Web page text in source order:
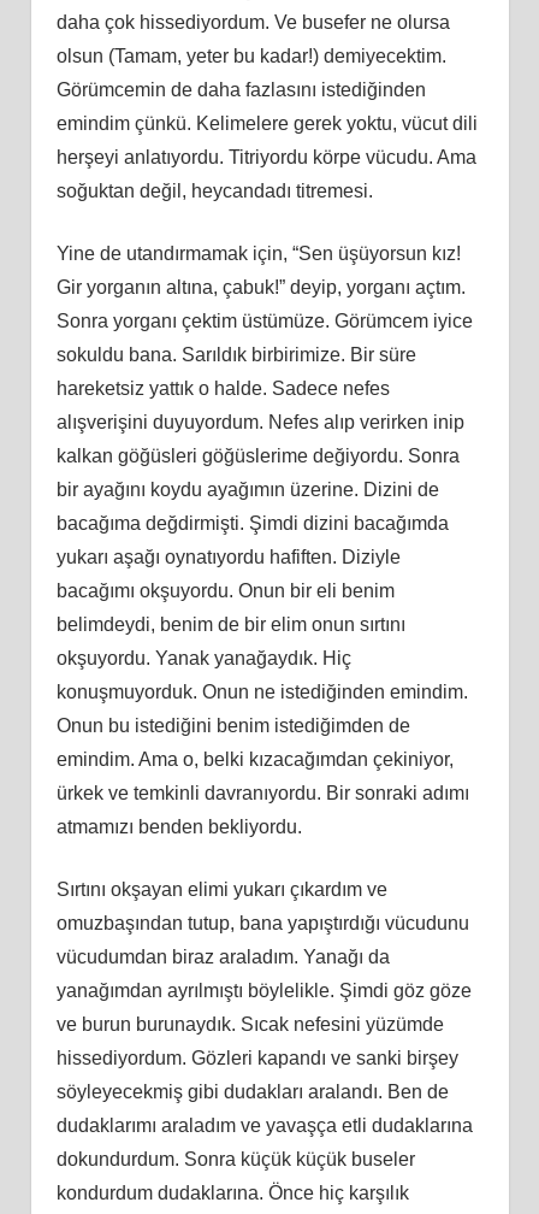
daha çok hissediyordum. Ve busefer ne olursa
olsun (Tamam, yeter bu kadar!) demiyecektim.
Görümcemin de daha fazlasını istediğinden
emindim çünkü. Kelimelere gerek yoktu, vücut dili
herşeyi anlatıyordu. Titriyordu körpe vücudu. Ama
soğuktan değil, heycandadı titremesi.
Yine de utandırmamak için, “Sen üşüyorsun kız!
Gir yorganın altına, çabuk!” deyip, yorganı açtım.
Sonra yorganı çektim üstümüze. Görümcem iyice
sokuldu bana. Sarıldık birbirimize. Bir süre
hareketsiz yattık o halde. Sadece nefes
alışverişini duyuyordum. Nefes alıp verirken inip
kalkan göğüsleri göğüslerime değiyordu. Sonra
bir ayağını koydu ayağımın üzerine. Dizini de
bacağıma değdirmişti. Şimdi dizini bacağımda
yukarı aşağı oynatıyordu hafiften. Diziyle
bacağımı okşuyordu. Onun bir eli benim
belimdeydi, benim de bir elim onun sırtını
okşuyordu. Yanak yanağaydık. Hiç
konuşmuyorduk. Onun ne istediğinden emindim.
Onun bu istediğini benim istediğimden de
emindim. Ama o, belki kızacağımdan çekiniyor,
ürkek ve temkinli davranıyordu. Bir sonraki adımı
atmamızı benden bekliyordu.
Sırtını okşayan elimi yukarı çıkardım ve
omuzbaşından tutup, bana yapıştırdığı vücudunu
vücudumdan biraz araladım. Yanağı da
yanağımdan ayrılmıştı böylelikle. Şimdi göz göze
ve burun burunaydık. Sıcak nefesini yüzümde
hissediyordum. Gözleri kapandı ve sanki birşey
söyleyecekmiş gibi dudakları aralandı. Ben de
dudaklarımı araladım ve yavaşça etli dudaklarına
dokundurdum. Sonra küçük küçük buseler
kondurdum dudaklarına. Önce hiç karşılık